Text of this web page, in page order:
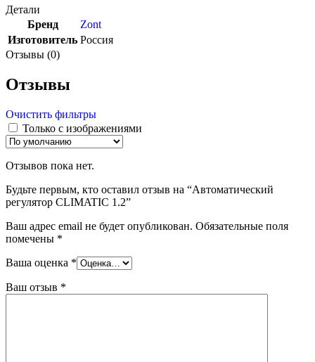
Детали
Бренд
Zont
Изготовитель Россия
Отзывы (0)
Отзывы
Очистить фильтры
Только с изображениями
Отзывов пока нет.
Будьте первым, кто оставил отзыв на “Автоматический
регулятор CLIMATIC 1.2”
Ваш адрес email не будет опубликован. Обязательные поля
помечены *
Ваша оценка *
Ваш отзыв *